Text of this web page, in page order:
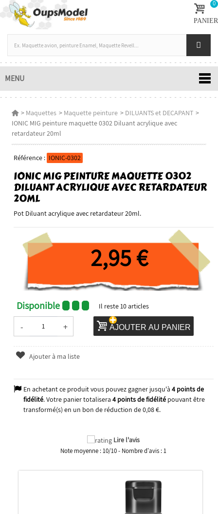
0
PANIER
MENU
> Maquettes > Maquette peinture > DILUANTS et DECAPANT >
IONIC MIG peinture maquette 0302 Diluant acrylique avec
retardateur 20ml
Référence : IONIC-0302
IONIC MIG PEINTURE MAQUETTE 0302
DILUANT ACRYLIQUE AVEC RETARDATEUR
20ML
Pot Diluant acrylique avec retardateur 20ml.
2,95 €
Disponible Il reste10articles
- + AJOUTER AU PANIER
Ajouter à ma liste
En achetant ce produit vous pouvez gagner jusqu'à 4points de
fidélité. Votre panier totalisera 4points de fidélitépouvant être
transformé(s) en un bon de réduction de0,08 €.
Lire l'avis
Note moyenne :10/10- Nombre d'avis :1